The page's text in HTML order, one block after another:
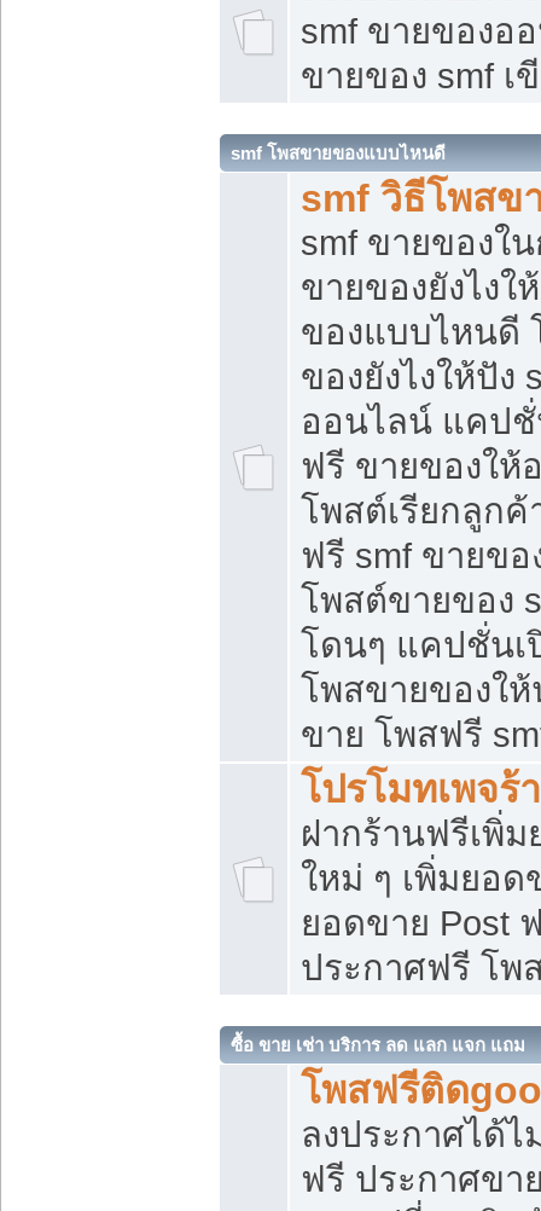
smf ขายของอ
ขายของ smf เ
smf โพสขายของแบบไหนดี
smf วิธีโพสข
smf ขายของใ
ขายของยังไง
ของแบบไหนดี
ของยังไงให้ปั
ออนไลน์ แคป
ฟรี ขายของให้
โพสต์เรียกลูกค้
ฟรี smf ขายขอ
โพสต์ขายของ
โดนๆ แคปชั่นเ
โพสขายของใ
ขาย โพสฟรี
โปรโมทเพจร้
ฝากร้านฟรีเพิ่
ใหม่ ๆ เพิ่มยอด
ยอดขาย Post
ประกาศฟรี โพ
ซื้อ ขาย เช่า บริการ ลด แลก แจก แถม
โพสฟรีติด
ลงประกาศได้
ฟรี ประกาศข